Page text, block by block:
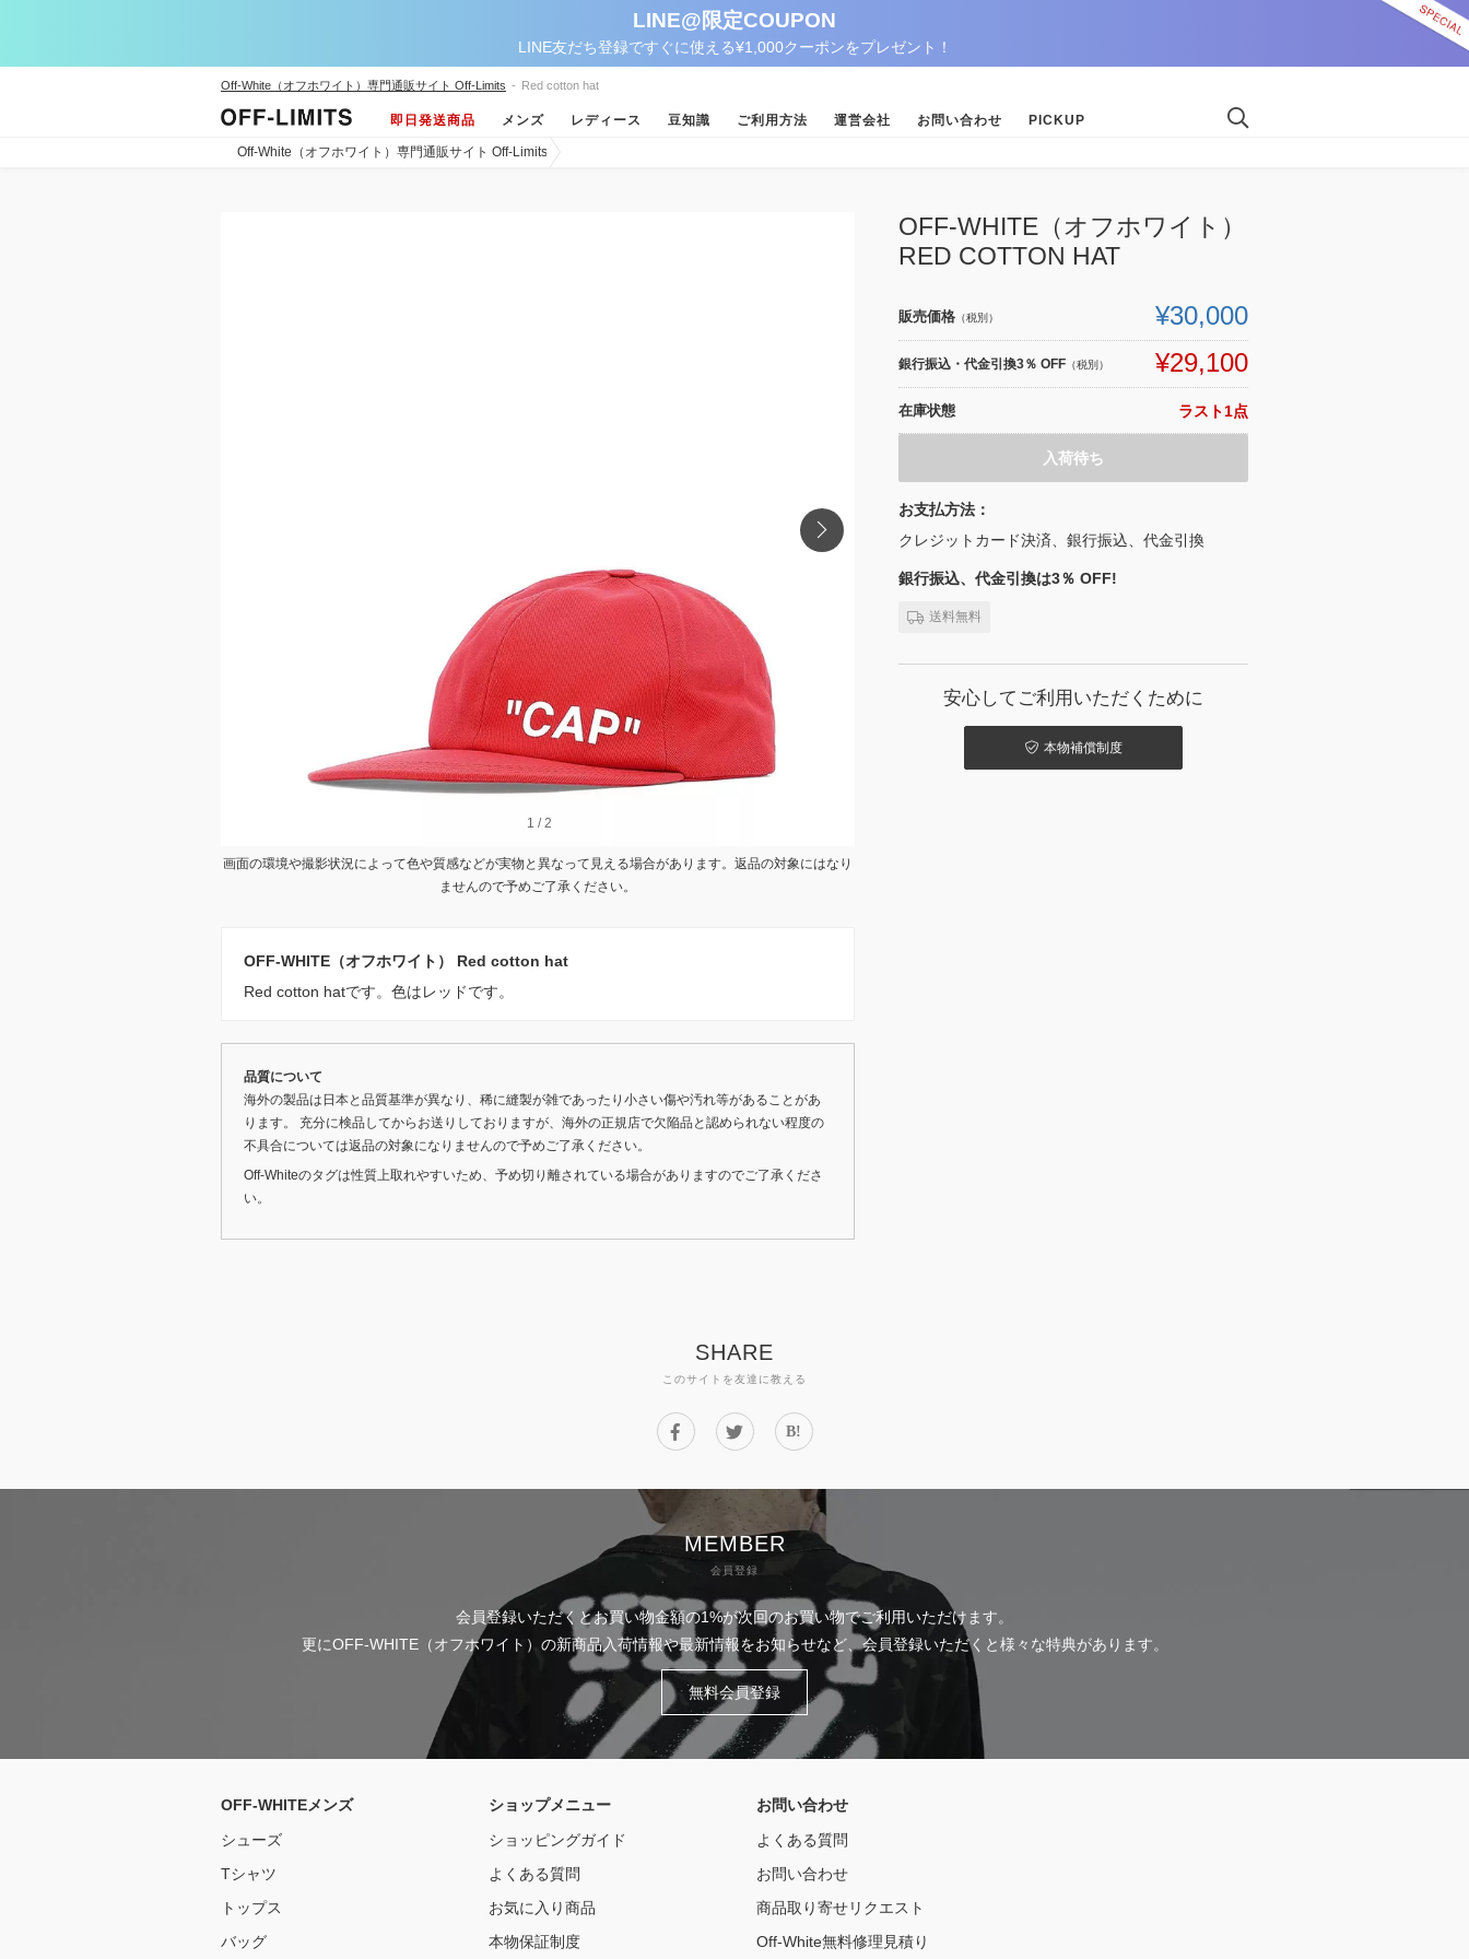
LINE@限定COUPON
LINE友だち登録ですぐに使える¥1,000クーポンをプレゼント！
Off-White（オフホワイト）専門通販サイト Off-Limits - Red cotton hat
即日発送商品 メンズ レディース 豆知識 ご利用方法 運営会社 お問い合わせ PICKUP
Off-White（オフホワイト）専門通販サイト Off-Limits
1 / 2
1 / 2
画面の環境や撮影状況によって色や質感などが実物と異なって見える場合があります。返品の対象にはなり
ませんので予めご了承ください。
OFF-WHITE（オフホワイト） Red cotton hat
Red cotton hatです。色はレッドです。
品質について
海外の製品は日本と品質基準が異なり、稀に縫製が雑であったり小さい傷や汚れ等があることがあ
ります。 充分に検品してからお送りしておりますが、海外の正規店で欠陥品と認められない程度の
不具合については返品の対象になりませんので予めご了承ください。
Off-Whiteのタグは性質上取れやすいため、予め切り離されている場合がありますのでご了承くださ
い。
OFF-WHITE（オフホワイト）
RED COTTON HAT
販売価格 （税別） ¥30,000
銀行振込・代金引換3％ OFF （税別） ¥29,100
在庫状態 ラスト1点
入荷待ち
お支払方法：
クレジットカード決済、銀行振込、代金引換
銀行振込、代金引換は3％ OFF!
送料無料
安心してご利用いただくために
本物補償制度
SHARE
このサイトを友達に教える
B!
MEMBER
会員登録
会員登録いただくとお買い物金額の1%が次回のお買い物でご利用いただけます。
更にOFF-WHITE（オフホワイト）の新商品入荷情報や最新情報をお知らせなど、会員登録いただくと様々な特典があります。
無料会員登録
OFF-WHITEメンズ
シューズ
Tシャツ
トップス
バッグ
ショップメニュー
ショッピングガイド
よくある質問
お気に入り商品
本物保証制度
お問い合わせ
よくある質問
お問い合わせ
商品取り寄せリクエスト
Off-White無料修理見積り